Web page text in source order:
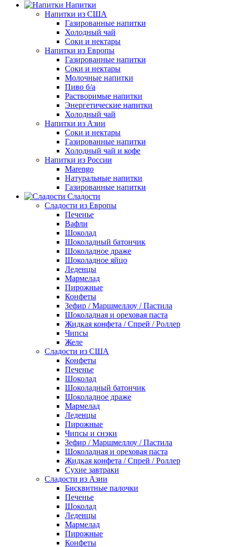
Напитки
Напитки из США
Газированные напитки
Холодный чай
Соки и нектары
Напитки из Европы
Газированные напитки
Соки и нектары
Молочные напитки
Пиво б/а
Растворимые напитки
Энергетические напитки
Холодный чай
Напитки из Азии
Соки и нектары
Газированные напитки
Холодный чай и кофе
Напитки из России
Marengo
Натуральные напитки
Газированные напитки
Сладости
Сладости из Европы
Печенье
Вафли
Шоколад
Шоколадный батончик
Шоколадное драже
Шоколадное яйцо
Леденцы
Мармелад
Пирожные
Конфеты
Зефир / Маршмеллоу / Пастила
Шоколадная и ореховая паста
Жидкая конфета / Спрей / Роллер
Чипсы
Желе
Сладости из США
Конфеты
Печенье
Шоколад
Шоколадный батончик
Шоколадное драже
Мармелад
Леденцы
Пирожные
Чипсы и снэки
Зефир / Маршмеллоу / Пастила
Шоколадная и ореховая паста
Жидкая конфета / Спрей / Роллер
Сухие завтраки
Сладости из Азии
Бисквитные палочки
Печенье
Шоколад
Леденцы
Мармелад
Пирожные
Конфеты